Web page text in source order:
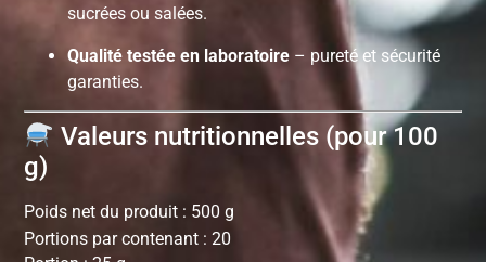
sucrées ou salées.
Qualité testée en laboratoire – pureté et sécurité
garanties.
Valeurs nutritionnelles (pour 100
g)
Poids net du produit : 500 g
Portions par contenant : 20